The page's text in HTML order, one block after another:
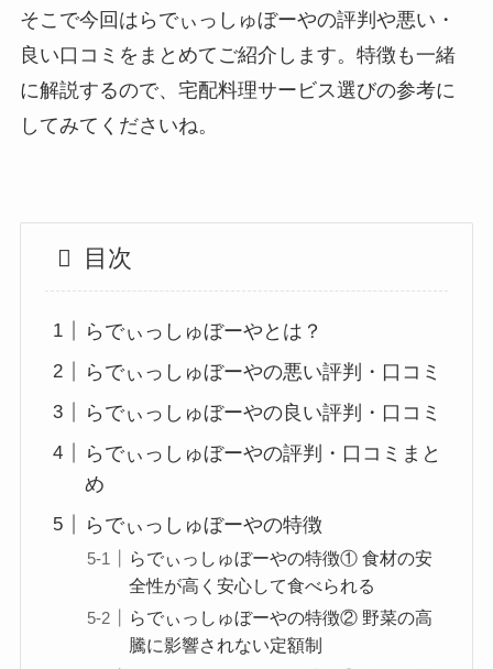
そこで今回はらでぃっしゅぼーやの評判や悪い・
良い口コミをまとめてご紹介します。特徴も一緒
に解説するので、宅配料理サービス選びの参考に
してみてくださいね。
目次
らでぃっしゅぼーやとは？
らでぃっしゅぼーやの悪い評判・口コミ
らでぃっしゅぼーやの良い評判・口コミ
らでぃっしゅぼーやの評判・口コミまと
め
らでぃっしゅぼーやの特徴
らでぃっしゅぼーやの特徴① 食材の安
全性が高く安心して食べられる
らでぃっしゅぼーやの特徴② 野菜の高
騰に影響されない定額制